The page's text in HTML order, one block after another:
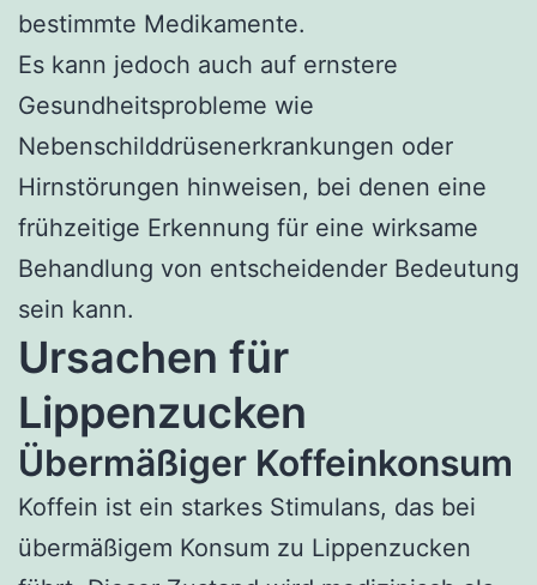
bestimmte Medikamente.
Es kann jedoch auch auf ernstere
Gesundheitsprobleme wie
Nebenschilddrüsenerkrankungen oder
Hirnstörungen hinweisen, bei denen eine
frühzeitige Erkennung für eine wirksame
Behandlung von entscheidender Bedeutung
sein kann.
Ursachen für
Lippenzucken
Übermäßiger Koffeinkonsum
Koffein ist ein starkes Stimulans, das bei
übermäßigem Konsum zu Lippenzucken